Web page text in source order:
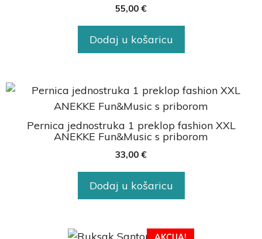
55,00 €
Dodaj u košaricu
Pernica jednostruka 1 preklop fashion XXL
ANEKKE Fun&Music s priborom
33,00 €
Dodaj u košaricu